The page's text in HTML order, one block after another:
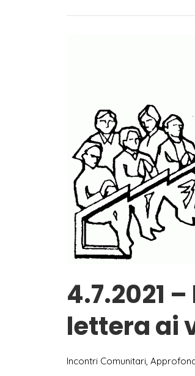
Mediterraneo
Appello
“Firenze
dice
NO
Minniti”
4.7.2021
lettera ai
Incontri Comunitari,